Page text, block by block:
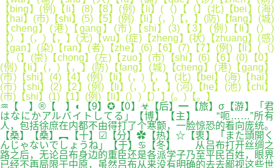
【bing】(例)【li】(8)【8】(例)【li】(（)【（】(北)【bei】(海)
【hai】(市)【shi】(5)【5】(例)【li】(，)【，】(防)【fang】(城)
【cheng】(港)【gang】(市)【shi】(3)【3】(例)【li】(）)
【）】(，)【，】(无)【wu】(症)【zheng】(状)【zhuang】(感)
【gan】(染)【ran】(者)【zhe】(6)【6】(7)【7】(例)【li】(（)
【（】(崇)【chong】(左)【zuo】(市)【shi】(6)【6】(0)【0】
(例)【li】(，)【，】(防)【fang】(城)【cheng】(港)【gang】
(市)【shi】(4)【4】(例)【li】(，)【，】(北)【bei】(海)【hai】
(市)【shi】(2)【2】(例)【li】(，)【，】(河)【he】(池)【chi】
(市)【shi】(1)【1】(例)【li】(）)【）】(。)【。】
♒【 】®【 】◐【9】✪【0】☣【后】━【旅】σ【游】「君
はなにかアルバイトしてる」【博】【主】 “呃……”所有
人，包括徐庶在内都不由得打了个寒颤，一脸惊恐的看向庞统。
【桑】【桑】︻【十】☑【分】✿【热】☆【衷】「また頭開く
んじゃないでしょうね」【于】♋【冬】 从吕布打开丝绸之
路之后，无论吕布身边的重臣还是各派学子乃至平民百姓，眼界
已经不再局限于中原，虽然吕布从来没有明确的去去鄙视这些世